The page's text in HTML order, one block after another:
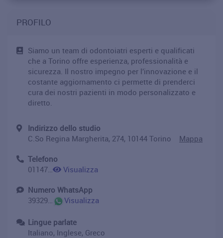
PROFILO
Siamo un team di odontoiatri esperti e qualificati
che a Torino offre esperienza, professionalità e
sicurezza. Il nostro impegno per l’innovazione e il
costante aggiornamento ci permette di prenderci
cura dei nostri pazienti in modo personalizzato e
diretto.
Indirizzo dello studio
C.So Regina Margherita, 274, 10144 Torino Mappa
Telefono
0114731711
Visualizza
Numero WhatsApp
393296369125
Visualizza
Lingue parlate
Italiano, Inglese, Greco